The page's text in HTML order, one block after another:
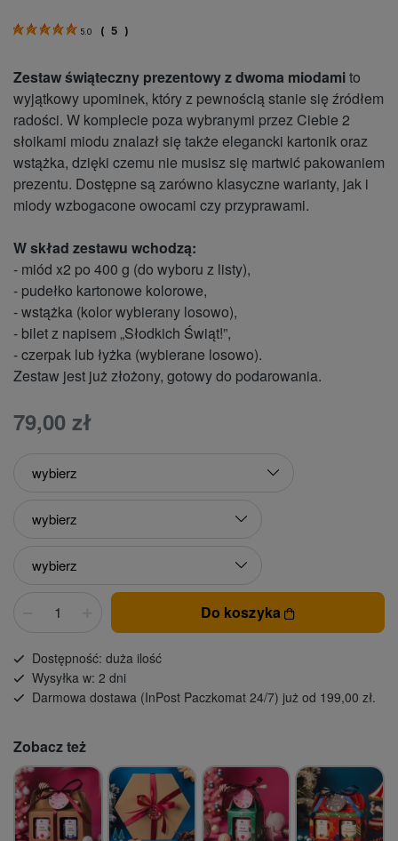
5.0 ( 5 )
Zestaw świąteczny prezentowy z dwoma miodamito
wyjątkowy upominek, który z pewnością stanie się źródłem
radości. W komplecie poza wybranymi przez Ciebie 2
słoikami miodu znalazł się także elegancki kartonik oraz
wstążka, dzięki czemu nie musisz się martwić pakowaniem
prezentu. Dostępne są zarówno klasyczne warianty, jak i
miody wzbogacone owocami czy przyprawami.
W skład zestawu wchodzą:
- miód x2 po 400 g (do wyboru z listy),
- pudełko kartonowe kolorowe,
- wstążka (kolor wybierany losowo),
- bilet z napisem „Słodkich Świąt!”,
- czerpak lub łyżka (wybierane losowo).
Zestaw jest już złożony, gotowy do podarowania.
79,00 zł
Do koszyka
Dostępność: duża ilość
Wysyłka w: 2 dni
Darmowa dostawa (InPost Paczkomat 24/7) już od 199,00 zł.
Zobacz też